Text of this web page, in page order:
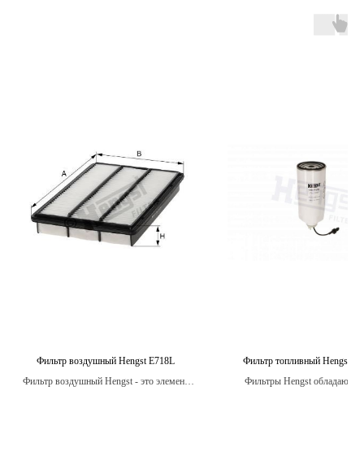
Фильтр воздушный Hengst E718L
Фильтр воздушный Hengst - это элемент
Фильтр топливный Hengst
Фильтры Hengst обладают